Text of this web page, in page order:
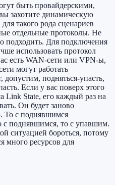
быть провайдерскими,
захотите динамическую
такого рода сценариев
отдельные протоколы. Не
подходить. Для подключения
использовать протокол
есть WAN-сети или VPN-ы,
могут работать
подняться-упасть,
Если у вас поверх этого
Link State, его каждый раз на
Он будет заново
То с поднявшимся
с поднявшимся, то с упавшим.
ситуацией бороться, потому
много ресурсов для